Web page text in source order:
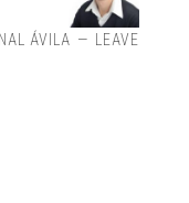
ÁVILA
LEAVE